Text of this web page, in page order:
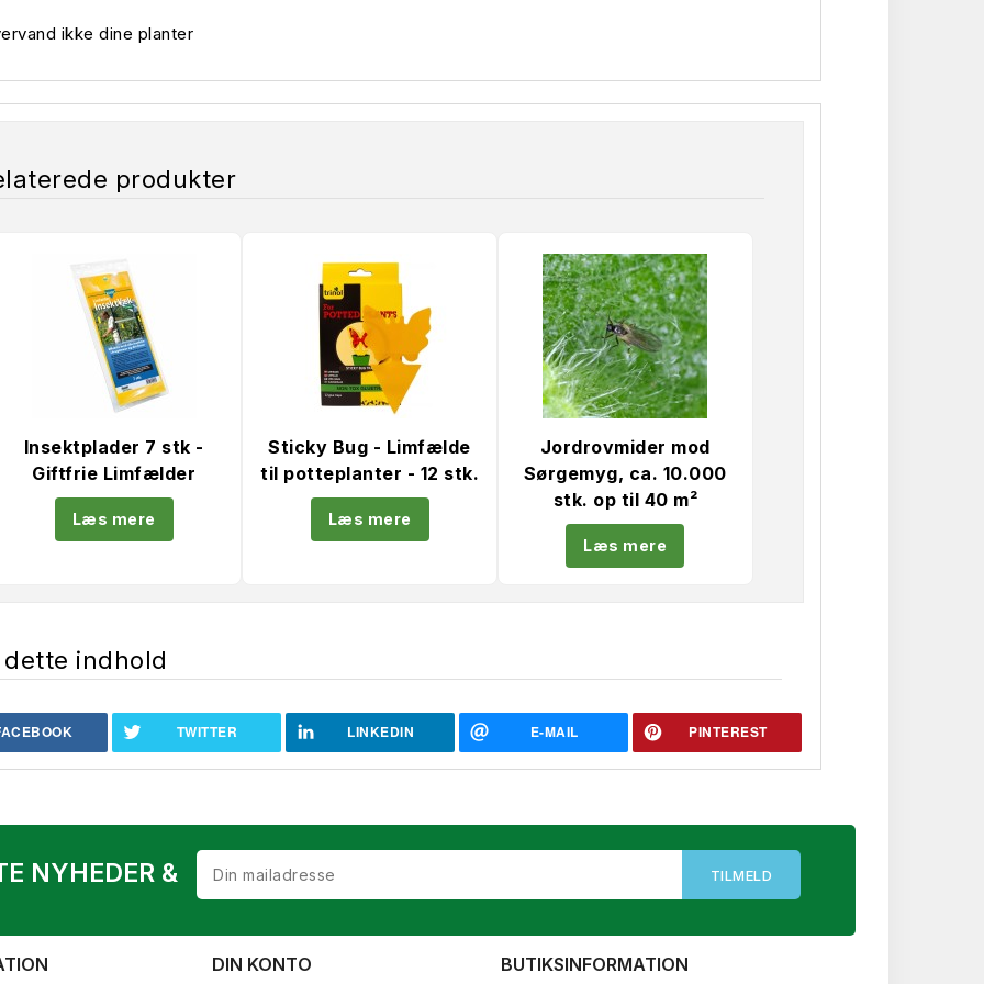
ikke dine planter
produkter
Insektplader 7 stk -
Giftfrie Limfælder
Læs mere
Sticky Bug - Limfælde
til potteplanter - 12 stk.
Læs mere
Jordrovmider mod
Sørgemyg, ca. 10.000
stk. op til 40 m²
Læs mere
dette indhold
TWITTER LINKEDIN E-MAIL PINTEREST
NYHEDER &
DIN KONTO BUTIKSINFORMATION